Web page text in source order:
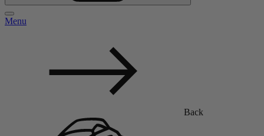
Menu
Back